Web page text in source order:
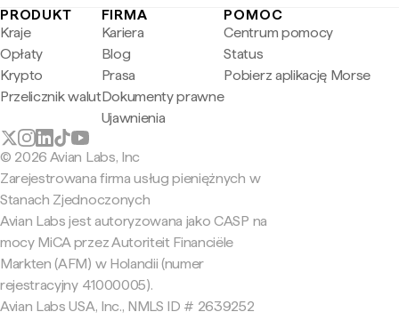
PRODUKT
Kraje
Opłaty
Krypto
Przelicznik walut
FIRMA
Kariera
Blog
Prasa
Dokumenty prawne
Ujawnienia
POMOC
Centrum pomocy
Status
Pobierz aplikację Morse
© 2026 Avian Labs, Inc
Zarejestrowana firma usług pieniężnych w
Stanach Zjednoczonych
Avian Labs jest autoryzowana jako CASP na
mocy MiCA przez Autoriteit Financiële
Markten (AFM) w Holandii (numer
rejestracyjny 41000005).
Avian Labs USA, Inc., NMLS ID # 2639252